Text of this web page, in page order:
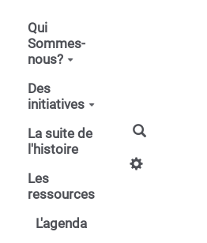
Qui
Sommes-
nous?
Des
initiatives
La suite de
l'histoire
Les
ressources
L'agenda